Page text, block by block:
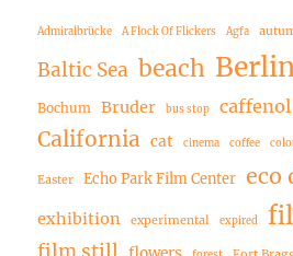
Admiralbrücke A Flock Of Flickers Agfa
Baltic Sea beach
Bochum Bruder bus stop caffenol
California cat cinema coffee
Easter Echo Park Film Center eco
exhibition experimental expired